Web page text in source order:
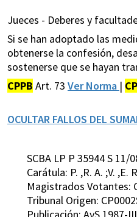
Jueces - Deberes y
Si se han adoptado las
obtenerse la confesión,
sostenerse que se hayan
CPPB Art. 73 Ver Norma |
OCULTAR FALLOS DEL
SCBA LP P 35944 S 11/
Carátula: P. ,R. A. ;V.
Magistrados Votantes:
Tribunal Origen: